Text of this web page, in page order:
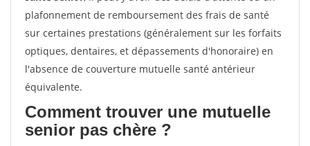
plafonnement de remboursement des frais de santé
sur certaines prestations (généralement sur les forfaits
optiques, dentaires, et dépassements d'honoraire) en
l'absence de couverture mutuelle santé antérieur
équivalente.
Comment trouver une mutuelle
senior pas chère ?